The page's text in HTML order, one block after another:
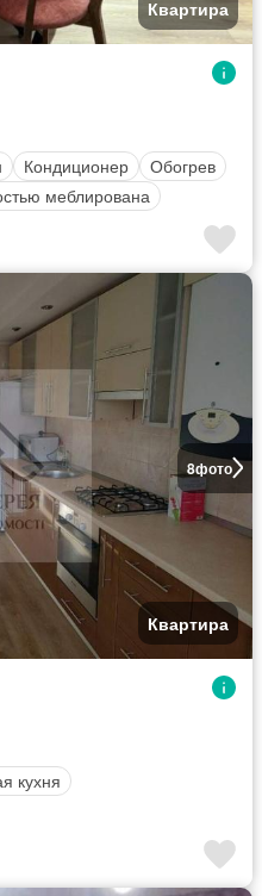
Квартира
Кондиционер
Обогрев
меблирована
8фото
Квартира
кухня